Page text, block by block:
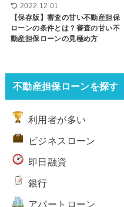
2022.12.01
【保存版】審査の甘い不動産担保
ローンの条件とは？審査の甘い不
動産担保ローンの見極め方
不動産担保ローンを探す
利用者が多い
ビジネスローン
即日融資
銀行
アパートローン